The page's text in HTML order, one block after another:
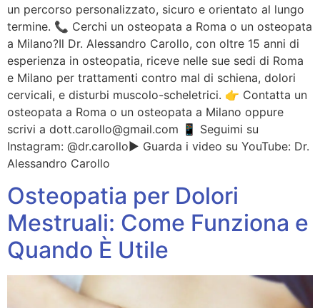
un percorso personalizzato, sicuro e orientato al lungo
termine. 📞 Cerchi un osteopata a Roma o un osteopata
a Milano?Il Dr. Alessandro Carollo, con oltre 15 anni di
esperienza in osteopatia, riceve nelle sue sedi di Roma
e Milano per trattamenti contro mal di schiena, dolori
cervicali, e disturbi muscolo-scheletrici. 👉 Contatta un
osteopata a Roma o un osteopata a Milano oppure
scrivi a dott.carollo@gmail.com 📱 Seguimi su
Instagram: @dr.carollo▶️ Guarda i video su YouTube: Dr.
Alessandro Carollo
Osteopatia per Dolori
Mestruali: Come Funziona e
Quando È Utile